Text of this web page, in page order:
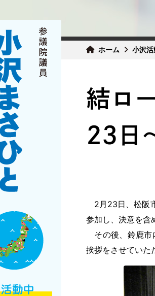
ホーム 小沢
結ロ
23日
2月23日、松阪
参加し、決意を含
その後、鈴鹿市
挨拶をさせていた